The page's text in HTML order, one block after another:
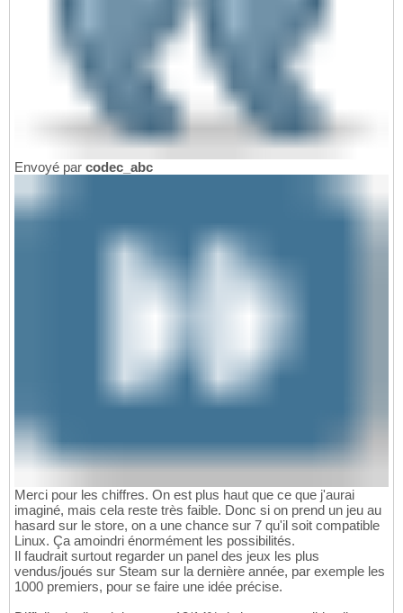
Envoyé par codec_abc
Merci pour les chiffres. On est plus haut que ce que j'aurai
imaginé, mais cela reste très faible. Donc si on prend un jeu au
hasard sur le store, on a une chance sur 7 qu'il soit compatible
Linux. Ça amoindri énormément les possibilités.
Il faudrait surtout regarder un panel des jeux les plus
vendus/joués sur Steam sur la dernière année, par exemple les
1000 premiers, pour se faire une idée précise.